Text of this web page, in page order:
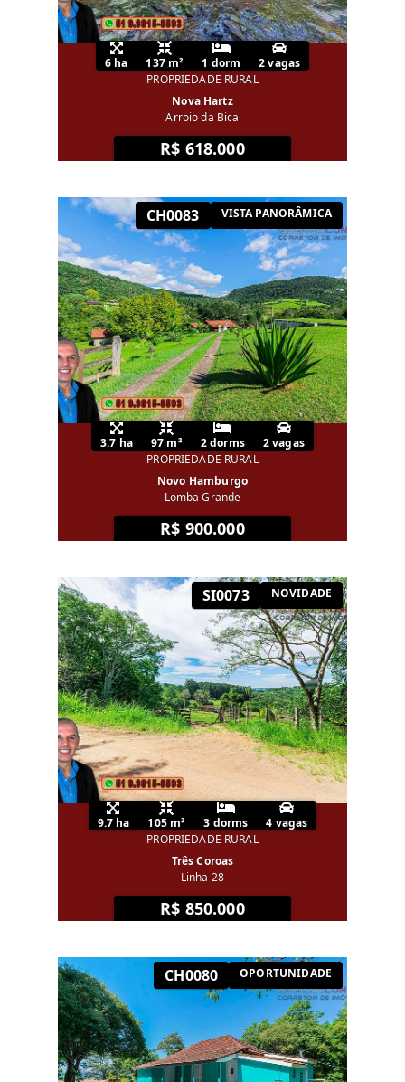
6 ha 137 m² 1 dorm
2 vagas
PROPRIEDADE RURAL
Nova Hartz
Arroio da Bica
R$ 618.000
CH0083 VISTA PANORÂMICA
3.7 ha 97 m² 2 dorms
2 vagas
PROPRIEDADE RURAL
Novo Hamburgo
Lomba Grande
R$ 900.000
SI0073 NOVIDADE
9.7 ha 105 m² 3 dorms
4 vagas
PROPRIEDADE RURAL
Três Coroas
Linha 28
R$ 850.000
CH0080 OPORTUNIDADE